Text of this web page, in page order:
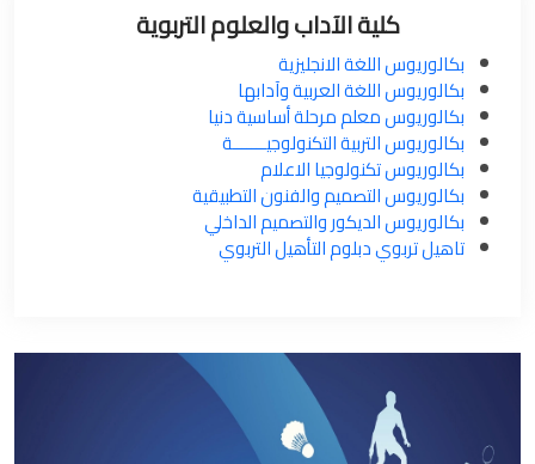
كلية الآداب والعلوم التربوية
بكالوريوس اللغة الانجليزية
بكالوريوس اللغة العربية وآدابها
بكالوريوس معلم مرحلة أساسية دنيا
بكالوريوس التربية التكنولوجيـــــــة
بكالوريوس تكنولوجيا الاعلام
بكالوريوس التصميم والفنون التطبيقية
بكالوريوس الديكور والتصميم الداخلي
تاهيل تربوي دبلوم التأهيل التربوي